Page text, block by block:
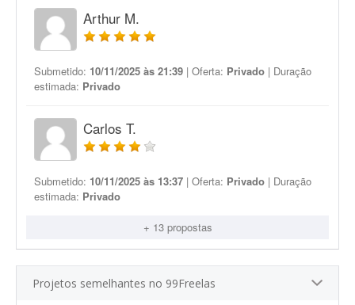
Arthur M.
Submetido: 10/11/2025 às 21:39 | Oferta: Privado | Duração
estimada: Privado
Carlos T.
Submetido: 10/11/2025 às 13:37 | Oferta: Privado | Duração
estimada: Privado
+ 13 propostas
Projetos semelhantes no 99Freelas